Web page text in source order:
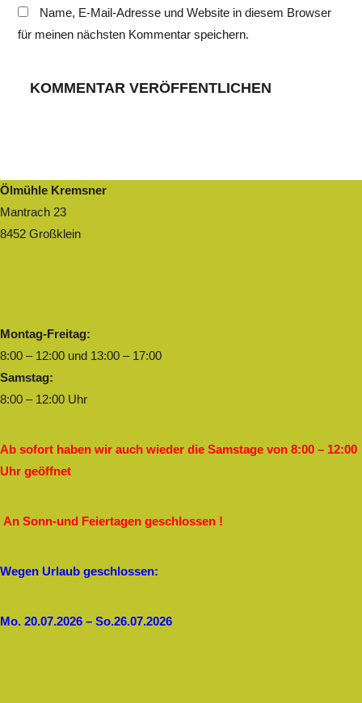
Name, E-Mail-Adresse und Website in diesem Browser
für meinen nächsten Kommentar speichern.
Ölmühle Kremsner
Mantrach 23
8452 Großklein
Montag-Freitag:
8:00 – 12:00 und 13:00 – 17:00
Samstag:
8:00 – 12:00 Uhr
Ab sofort haben wir auch wieder die Samstage von 8:00 – 12:00
Uhr geöffnet
An Sonn-und Feiertagen geschlossen !
Wegen Urlaub geschlossen:
Mo. 20.07.2026 – So.26.07.2026